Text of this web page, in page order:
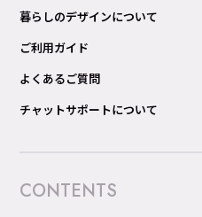
暮らしのデザインについて
ご利用ガイド
よくあるご質問
チャットサポートについて
CONTENTS